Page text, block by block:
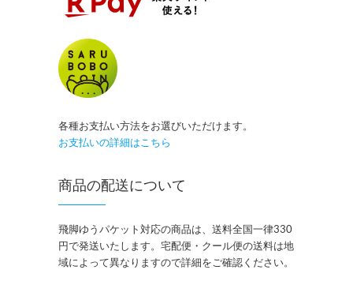
各種お支払い方法をお選びいただけます。
お支払いの詳細はこちら
商品の配送について
飛脚ゆうパケット対応の商品は、送料全国一律330
円で発送いたします。宅配便・クール便の送料は地
域によって異なりますので詳細をご確認ください。